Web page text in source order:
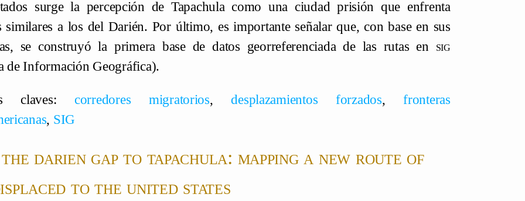
surge la percepción de Tapachula como una ciudad prisión que enfrenta
similares a los del Darién. Por último, es importante señalar que, con base en sus
se construyó la primera base de datos georreferenciada de las rutas en sig
de Información Geográfica).
claves: corredores migratorios,desplazamientos forzados,fronteras
, SIG
darien gap to tapachula: mapping a new route of
to the united states